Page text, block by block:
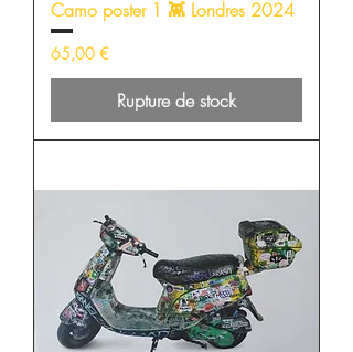
Camo poster 1 👾 Londres 2024
Prix
65,00 €
Rupture de stock